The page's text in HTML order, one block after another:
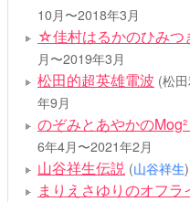
10月〜2018年3月
☆佳村はるかのひみ
月〜2019年3月
松田的超英雄電波 (松
年9月
のぞみとあやかの
6年4月〜2021年2月
山谷祥生伝説 (山谷祥生)
まりえさゆりのオフ